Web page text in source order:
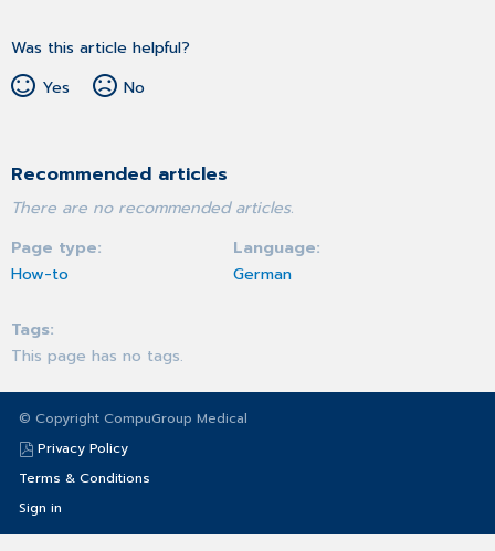
Was this article helpful?
Yes
No
Recommended articles
There are no recommended articles.
Page type
How-to
Language
German
Tags
This page has no tags.
© Copyright CompuGroup Medical
Privacy Policy
Terms & Conditions
Sign in